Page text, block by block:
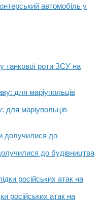
автомобіль у
танкової роти ЗСУ на
для маріупольців
до будівництва
російських атак на